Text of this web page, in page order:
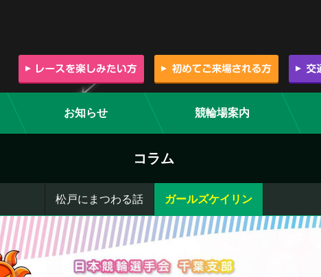
お知らせ 競輪場案内
コラム
松戸にまつわる話 ガールズケイリン